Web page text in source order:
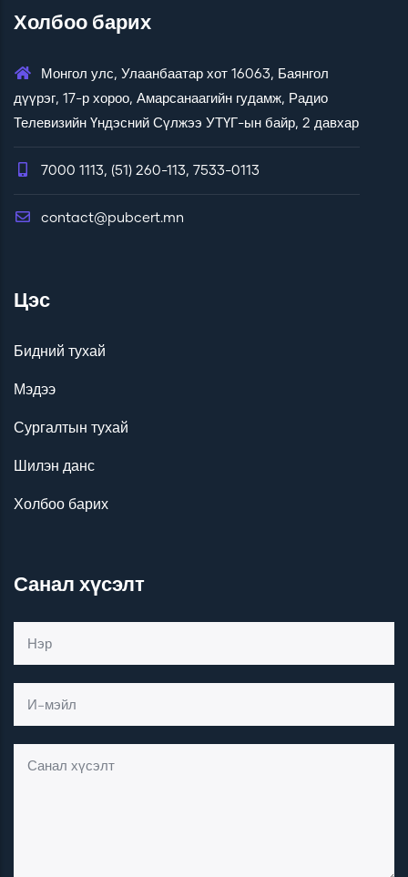
Холбоо барих
Монгол улс, Улаанбаатар хот 16063, Баянгол
дүүрэг, 17-р хороо, Амарсанаагийн гудамж, Радио
Телевизийн Үндэсний Сүлжээ УТҮГ-ын байр, 2 давхар
7000 1113, (51) 260-113, 7533-0113
contact@pubcert.mn
Цэс
Бидний тухай
Мэдээ
Сургалтын тухай
Шилэн данс
Холбоо барих
Санал хүсэлт